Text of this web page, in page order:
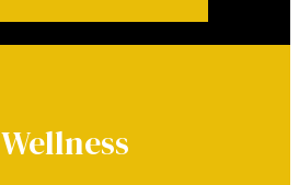
Wellness